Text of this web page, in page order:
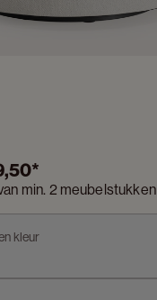
*
min. 2 meubelstukken
kleur